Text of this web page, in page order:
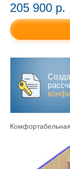
205 900 p.